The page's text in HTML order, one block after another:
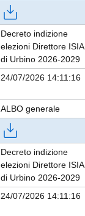
Decreto indizione
elezioni Direttore ISIA
di Urbino 2026-2029
24/07/2026 14:11:16
ALBO generale
Decreto indizione
elezioni Direttore ISIA
di Urbino 2026-2029
24/07/2026 14:11:16